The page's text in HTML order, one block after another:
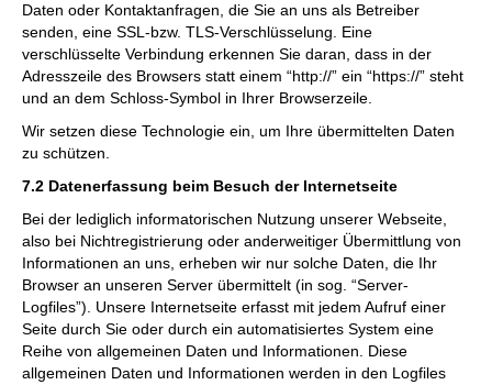
Daten oder Kontaktanfragen, die Sie an uns als Betreiber
senden, eine SSL-bzw. TLS-Verschlüsselung. Eine
verschlüsselte Verbindung erkennen Sie daran, dass in der
Adresszeile des Browsers statt einem “http://” ein “https://” steht
und an dem Schloss-Symbol in Ihrer Browserzeile.
Wir setzen diese Technologie ein, um Ihre übermittelten Daten
zu schützen.
7.2 Datenerfassung beim Besuch der Internetseite
Bei der lediglich informatorischen Nutzung unserer Webseite,
also bei Nichtregistrierung oder anderweitiger Übermittlung von
Informationen an uns, erheben wir nur solche Daten, die Ihr
Browser an unseren Server übermittelt (in sog. “Server-
Logfiles”). Unsere Internetseite erfasst mit jedem Aufruf einer
Seite durch Sie oder durch ein automatisiertes System eine
Reihe von allgemeinen Daten und Informationen. Diese
allgemeinen Daten und Informationen werden in den Logfiles